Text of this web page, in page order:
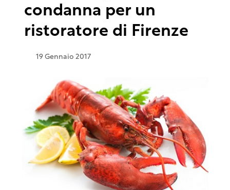
condanna per un
ristoratore di Firenze
19 Gennaio 2017